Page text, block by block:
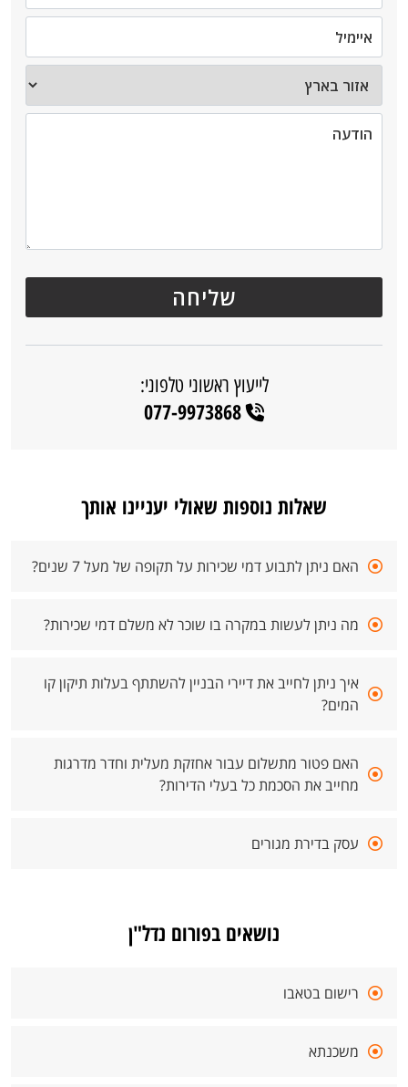
לייעוץ ראשוני טלפוני:
077-9973868
שאלות נוספות שאולי יעניינו אותך
האם ניתן לתבוע דמי שכירות על תקופה של מעל 7 שנים?
מה ניתן לעשות במקרה בו שוכר לא משלם דמי שכירות?
איך ניתן לחייב את דיירי הבניין להשתתף בעלות תיקון קו
המים?
האם פטור מתשלום עבור אחזקת מעלית וחדר מדרגות
מחייב את הסכמת כל בעלי הדירות?
עסק בדירת מגורים
נושאים בפורום נדל"ן
רישום בטאבו
משכנתא